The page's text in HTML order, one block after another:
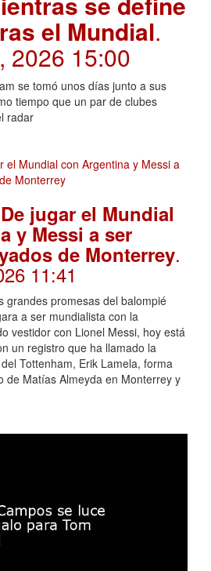
el Mundial.
2026 15:00
se tomó unos días junto a sus
tiempo que un par de clubes
radar
jugar el Mundial
y Messi a ser
de Monterrey.
11:41
grandes promesas del balompié
a ser mundialista con la
vestidor con Lionel Messi, hoy está
un registro que ha llamado la
Tottenham, Erik Lamela, forma
de Matías Almeyda en Monterrey y